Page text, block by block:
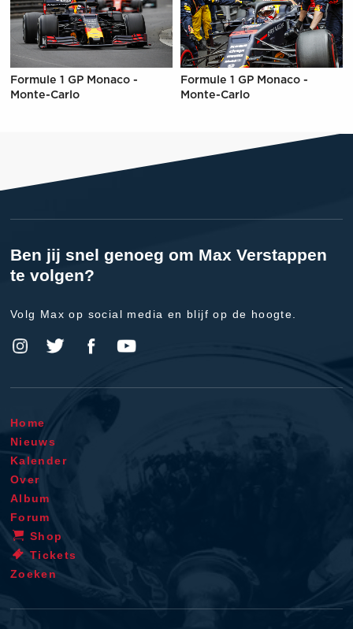
Formule 1 GP Monaco -
Monte-Carlo
Formule 1 GP Monaco -
Monte-Carlo
Ben jij snel genoeg om Max Verstappen
te volgen?
Volg Max op social media en blijf op de hoogte.
Home
Nieuws
Kalender
Over
Album
Forum
Shop
Tickets
Zoeken